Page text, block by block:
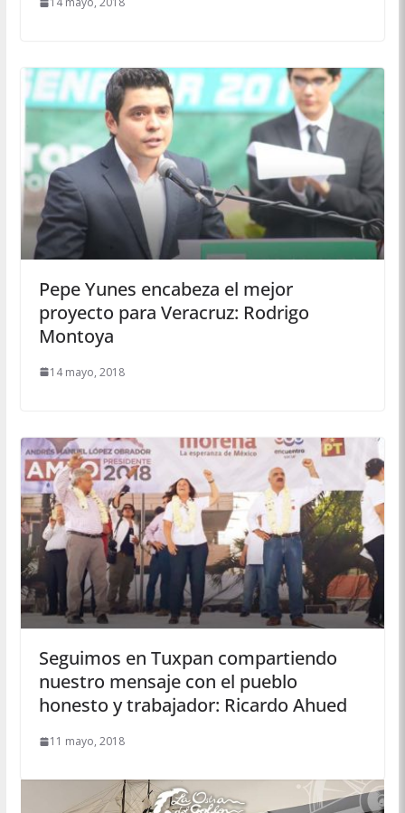
Pepe Yunes encabeza el mejor
proyecto para Veracruz: Rodrigo
Montoya
14 mayo, 2018
Seguimos en Tuxpan compartiendo
nuestro mensaje con el pueblo
honesto y trabajador: Ricardo Ahued
11 mayo, 2018